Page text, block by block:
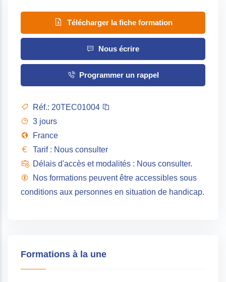
Télécharger la fiche formation
Nous écrire
Programmer un rappel
Réf.: 20TEC01004
3 jours
France
Tarif : Nous consulter
Délais d'accès et modalités : Nous consulter.
Nos formations peuvent être accessibles sous
conditions aux personnes en situation de handicap.
Formations à la une